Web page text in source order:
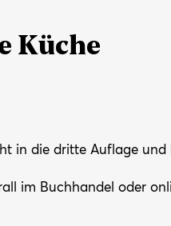
Küche
in die dritte Auflage und
im Buchhandel oder